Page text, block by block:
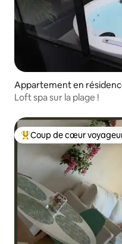
Appartement en
Loft spa sur la plage !
Coups de cœur voyageurs
Coup de cœur